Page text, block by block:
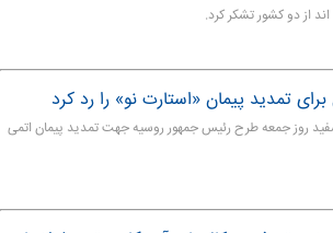
از دو کشور تشکر کرد.
تمدید پیمان «استارت نو» را رد کرد
روز جمعه طرح رئیس جمهور روسیه جهت تمدید پیمان اتمی